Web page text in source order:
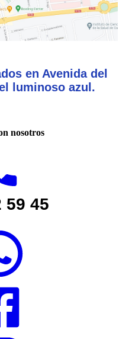
en Avenida del
luminoso azul.
nosotros
59 45